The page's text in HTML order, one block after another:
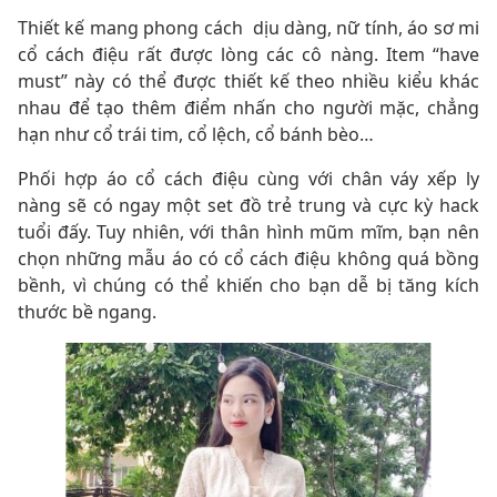
Thiết kế mang phong cách dịu dàng, nữ tính, áo sơ mi
cổ cách điệu rất được lòng các cô nàng. Item “have
must” này có thể được thiết kế theo nhiều kiểu khác
nhau để tạo thêm điểm nhấn cho người mặc, chẳng
hạn như cổ trái tim, cổ lệch, cổ bánh bèo…
Phối hợp áo cổ cách điệu cùng với chân váy xếp ly
nàng sẽ có ngay một set đồ trẻ trung và cực kỳ hack
tuổi đấy. Tuy nhiên, với thân hình mũm mĩm, bạn nên
chọn những mẫu áo có cổ cách điệu không quá bồng
bềnh, vì chúng có thể khiến cho bạn dễ bị tăng kích
thước bề ngang.